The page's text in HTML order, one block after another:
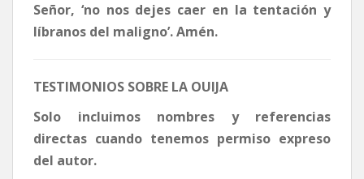
Señor, ‘no nos dejes caer en la tentación y
líbranos del maligno’. Amén.
TESTIMONIOS SOBRE LA OUIJA
Solo incluimos nombres y referencias
directas cuando tenemos permiso expreso
del autor.